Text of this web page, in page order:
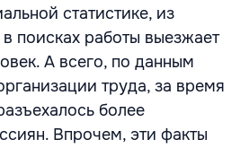
статистике, из
поисках работы выезжает
А всего, по данным
труда, за время
более
Впрочем, эти факты